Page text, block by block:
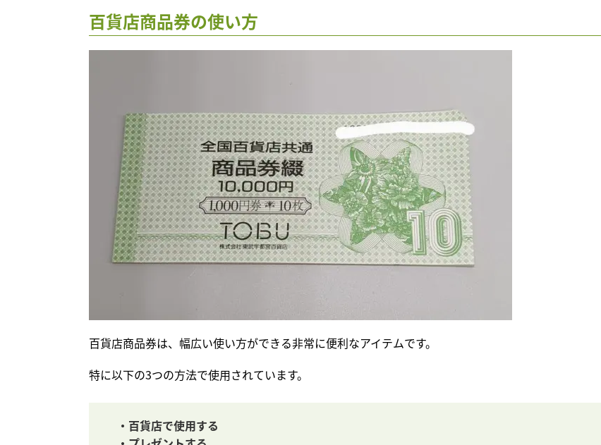
百貨店商品券の使い方
百貨店商品券は、幅広い使い方ができる非常に便利なアイテムです。
特に以下の3つの方法で使用されています。
・百貨店で使用する